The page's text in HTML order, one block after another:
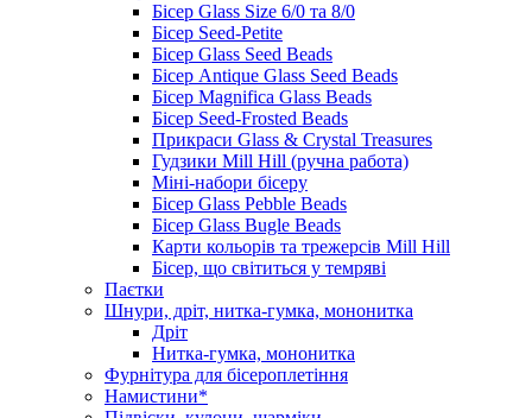
Бісер Glass Size 6/0 та 8/0
Бісер Seed-Petite
Бісер Glass Seed Beads
Бісер Antique Glass Seed Beads
Бісер Magnifica Glass Beads
Бісер Seed-Frosted Beads
Прикраси Glass & Crystal Treasures
Гудзики Mill Hill (ручна работа)
Міні-набори бісеру
Бісер Glass Pebble Beads
Бісер Glass Bugle Beads
Карти кольорів та трежерсів Mill Hill
Бісер, що світиться у темряві
Паєтки
Шнури, дріт, нитка-гумка, мононитка
Дріт
Нитка-гумка, мононитка
Фурнітура для бісероплетіння
Намистини*